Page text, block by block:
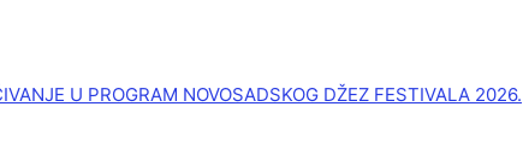
U PROGRAM NOVOSADSKOG DŽEZ FESTIVALA 2026.